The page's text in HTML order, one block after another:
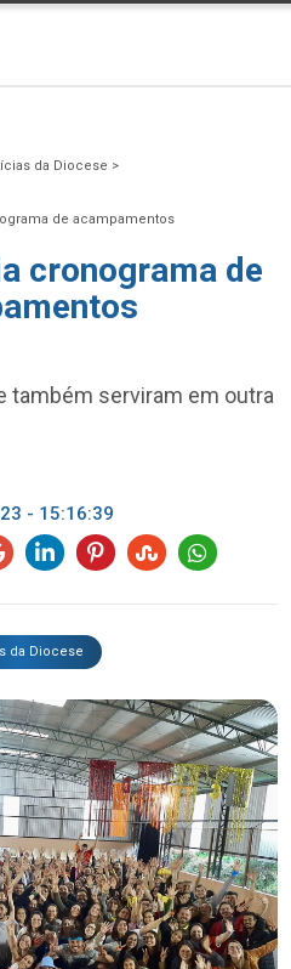
da Diocese >
de acampamentos
cronograma de
também serviram em outra
- 15:16:39
da Diocese